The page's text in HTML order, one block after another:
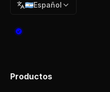
🇦🇷Español
Productos